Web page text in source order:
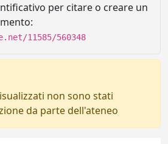
per citare o creare un
11585/560348
non sono stati
da parte dell'ateneo